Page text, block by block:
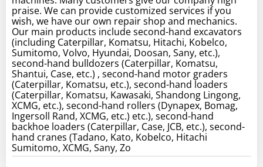
praise. We can provide customized services if you
wish, we have our own repair shop and mechanics.
Our main products include second-hand excavators
(including Caterpillar, Komatsu, Hitachi, Kobelco,
Sumitomo, Volvo, Hyundai, Doosan, Sany, etc.),
second-hand bulldozers (Caterpillar, Komatsu,
Shantui, Case, etc.) , second-hand motor graders
(Caterpillar, Komatsu, etc.), second-hand loaders
(Caterpillar, Komatsu, Kawasaki, Shandong Lingong,
XCMG, etc.), second-hand rollers (Dynapex, Bomag,
Ingersoll Rand, XCMG, etc.) etc.), second-hand
backhoe loaders (Caterpillar, Case, JCB, etc.), second-
hand cranes (Tadano, Kato, Kobelco, Hitachi
Sumitomo, XCMG, Sany, Zo